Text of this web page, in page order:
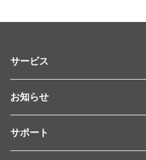
サービス
お知らせ
サポート